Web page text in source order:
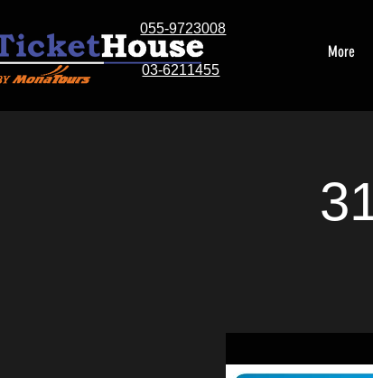
055-9723008
03-6211455
More